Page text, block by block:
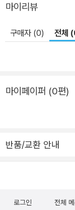
마이리뷰
구매자 (0) 전체
마이페이퍼 (0편)
반품/교환 안내
로그인 전체